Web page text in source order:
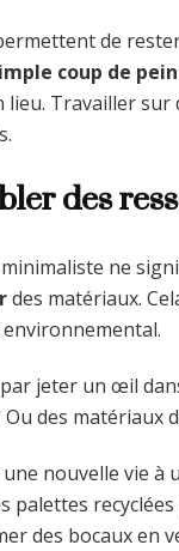
de
coup de
lieu. Travailler
des
ne
des matériaux.
jeter un œil
Ou des matériaux
nouvelle vie à
palettes
des bocaux en